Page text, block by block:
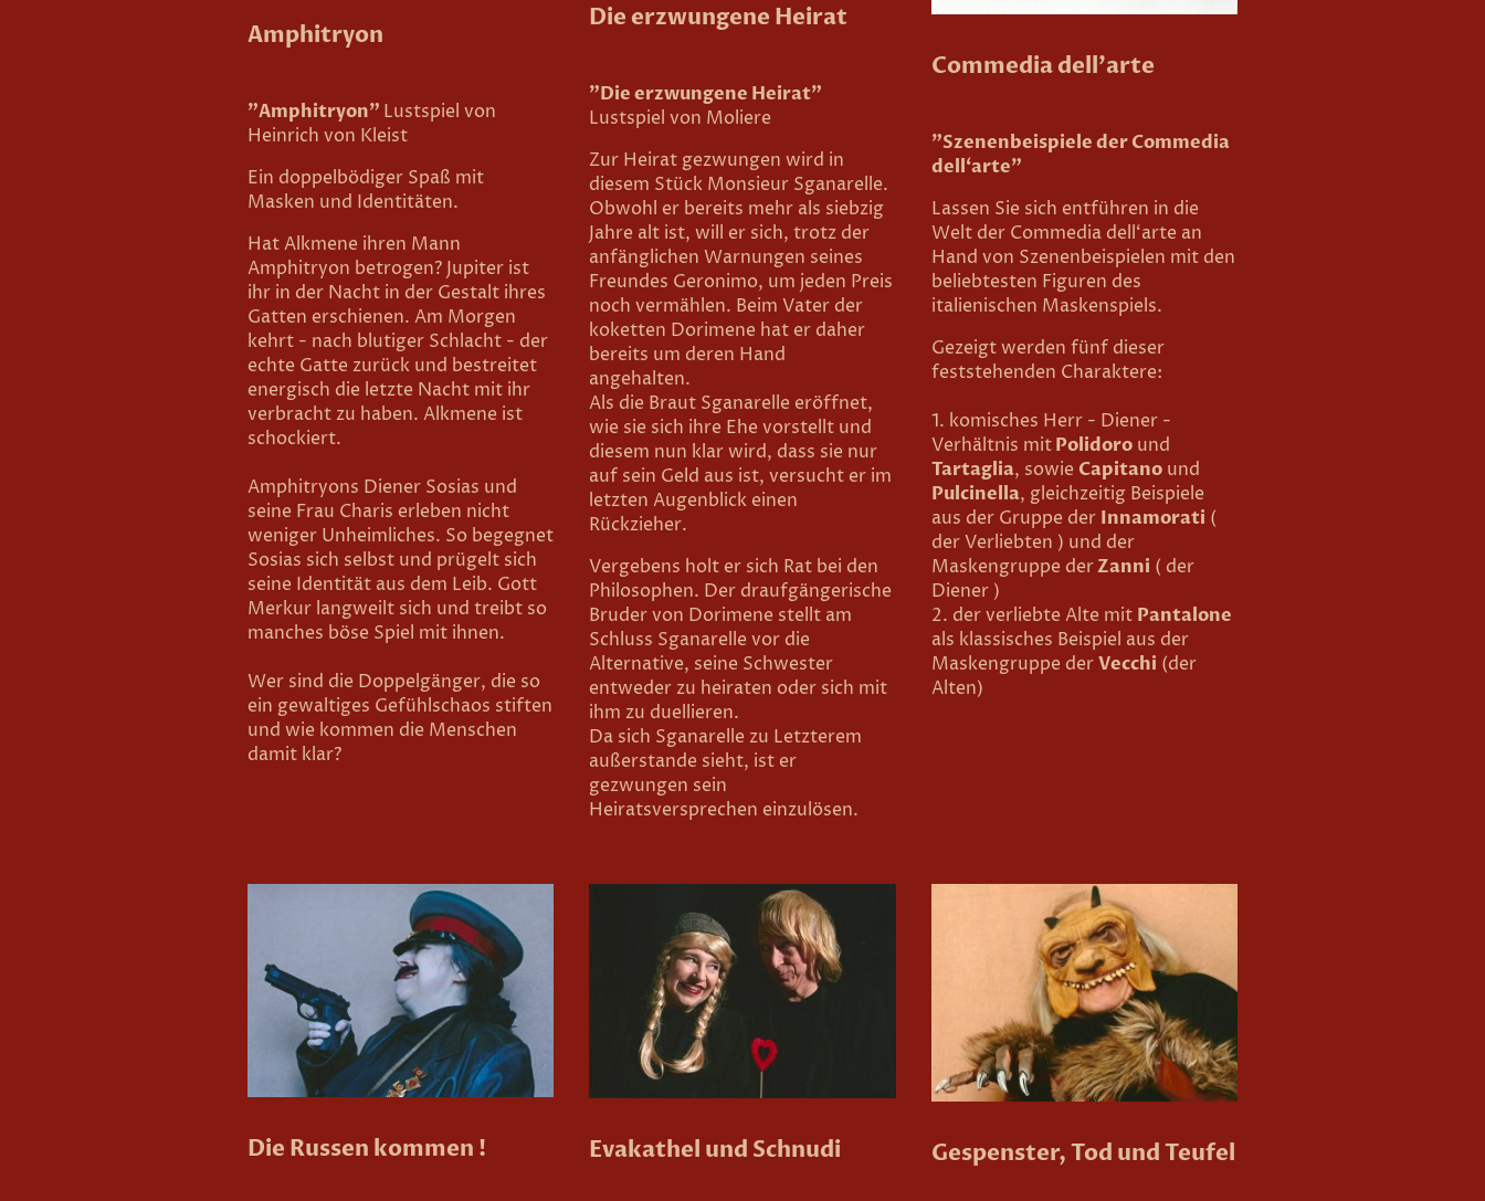
Amphitryon
"Amphitryon" Lustspiel von
Heinrich von Kleist
Ein doppelbödiger Spaß mit
Masken und Identitäten.
Hat Alkmene ihren Mann
Amphitryon betrogen? Jupiter ist
ihr in der Nacht in der Gestalt ihres
Gatten erschienen. Am Morgen
kehrt - nach blutiger Schlacht - der
echte Gatte zurück und bestreitet
energisch die letzte Nacht mit ihr
verbracht zu haben. Alkmene ist
schockiert.
Amphitryons Diener Sosias und
seine Frau Charis erleben nicht
weniger Unheimliches. So begegnet
Sosias sich selbst und prügelt sich
seine Identität aus dem Leib. Gott
Merkur langweilt sich und treibt so
manches böse Spiel mit ihnen.
Wer sind die Doppelgänger, die so
ein gewaltiges Gefühlschaos stiften
und wie kommen die Menschen
damit klar?
Die erzwungene Heirat
"Die erzwungene Heirat"
Lustspiel von Moliere
Zur Heirat gezwungen wird in
diesem Stück Monsieur Sganarelle.
Obwohl er bereits mehr als siebzig
Jahre alt ist, will er sich, trotz der
anfänglichen Warnungen seines
Freundes Geronimo, um jeden Preis
noch vermählen. Beim Vater der
koketten Dorimene hat er daher
bereits um deren Hand
angehalten.
Als die Braut Sganarelle eröffnet,
wie sie sich ihre Ehe vorstellt und
diesem nun klar wird, dass sie nur
auf sein Geld aus ist, versucht er im
letzten Augenblick einen
Rückzieher.
Vergebens holt er sich Rat bei den
Philosophen. Der draufgängerische
Bruder von Dorimene stellt am
Schluss Sganarelle vor die
Alternative, seine Schwester
entweder zu heiraten oder sich mit
ihm zu duellieren.
Da sich Sganarelle zu Letzterem
außerstande sieht, ist er
gezwungen sein
Heiratsversprechen einzulösen.
Commedia dell'arte
"Szenenbeispiele der Commedia
dell‘arte"
Lassen Sie sich entführen in die
Welt der Commedia dell‘arte an
Hand von Szenenbeispielen mit den
beliebtesten Figuren des
italienischen Maskenspiels.
Gezeigt werden fünf dieser
feststehenden Charaktere:
1. komisches Herr - Diener -
Verhältnis mitPolidoround
Tartaglia, sowie Capitanound
Pulcinella, gleichzeitig Beispiele
aus der Gruppe der Innamorati (
der Verliebten ) und der
Maskengruppe derZanni ( der
Diener )
2. der verliebte Alte mit Pantalone
als klassisches Beispiel aus der
Maskengruppe derVecchi (der
Alten)
Die Russen kommen ! Evakathel und Schnudi Gespenster, Tod und Teufel